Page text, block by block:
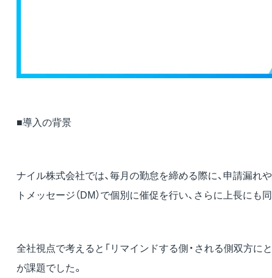
■導入の背景
ナイル株式会社では、毎月の勤怠を締める際に、申請漏
トメッセージ（DM）で個別に催促を行い、さらに上長にも
全社視点で考えると「リマインドする側・される側双方
が課題でした。